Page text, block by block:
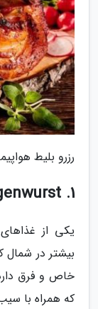
رزرو بلیط
1. Braunkohl and Bregenwurst
بیشتر در شمال
که همراه با